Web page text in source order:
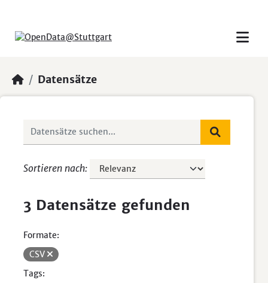
Datensätze
Sortieren nach
3 Datensätze gefunden
Formate:
CSV
Tags: